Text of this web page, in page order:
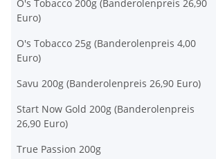
O's Tobacco 200g (Banderolenpreis 26,90
Euro)
O's Tobacco 25g (Banderolenpreis 4,00
Euro)
Savu 200g (Banderolenpreis 26,90 Euro)
Start Now Gold 200g (Banderolenpreis
26,90 Euro)
True Passion 200g